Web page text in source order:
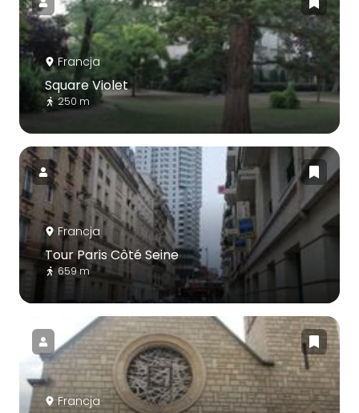
Francja
Square Violet
250 m
Francja
Tour Paris Côté Seine
659 m
Francja